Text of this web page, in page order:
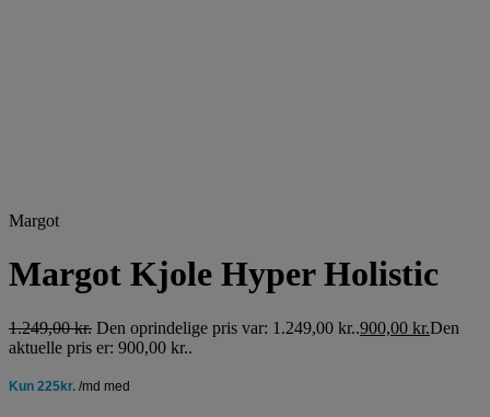
Margot
Margot Kjole Hyper Holistic
1.249,00kr. Den oprindelige pris var: 1.249,00 kr..900,00 kr.Den
aktuelle pris er: 900,00 kr..